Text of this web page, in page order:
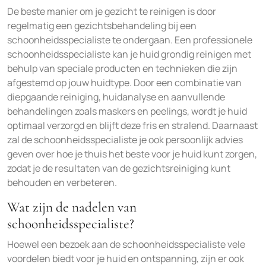
De beste manier om je gezicht te reinigen is door
regelmatig een gezichtsbehandeling bij een
schoonheidsspecialiste te ondergaan. Een professionele
schoonheidsspecialiste kan je huid grondig reinigen met
behulp van speciale producten en technieken die zijn
afgestemd op jouw huidtype. Door een combinatie van
diepgaande reiniging, huidanalyse en aanvullende
behandelingen zoals maskers en peelings, wordt je huid
optimaal verzorgd en blijft deze fris en stralend. Daarnaast
zal de schoonheidsspecialiste je ook persoonlijk advies
geven over hoe je thuis het beste voor je huid kunt zorgen,
zodat je de resultaten van de gezichtsreiniging kunt
behouden en verbeteren.
Wat zijn de nadelen van
schoonheidsspecialiste?
Hoewel een bezoek aan de schoonheidsspecialiste vele
voordelen biedt voor je huid en ontspanning, zijn er ook